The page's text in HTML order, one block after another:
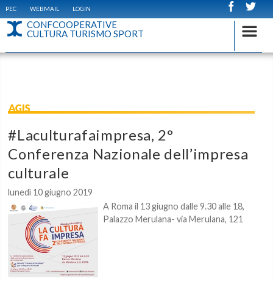
PEC WEBMAIL LOGIN
CONFCOOPERATIVE
CULTURA TURISMO SPORT
AGIS
#Laculturafaimpresa, 2°
Conferenza Nazionale dell’impresa
culturale
lunedì 10 giugno 2019
A Roma il 13 giugno dalle 9.30 alle 18,
Palazzo Merulana- via Merulana, 121